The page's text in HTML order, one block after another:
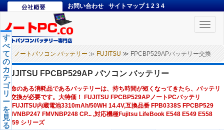
お問い合わせ サイトマップ 1 2 3 4
Toggle
ノートパソコン バッテリー ≫ FUJITSU ≫ FPCBP529APバッテリー交換
す
べ
て
の
カ
テ
ゴ
リ
ー
を
見
る
FUJITSU FPCBP529AP パソコン バッテリー
寿命のある消耗品であるバッテリーは、持ち時間が短くなってきたら、バッテリ
ー交換が必要です。大特価！ FUJITSU FPCBP529APノートPCバッテリ
ー,FUJITSU内蔵電池3310mAh/50WH 14.4V,互換品番 FPB0338S FPCBP529
FMVNBP247 FMVNBP248 CP... ,対応機種Fujitsu LifeBook E548 E549 E558
E559 シリーズ